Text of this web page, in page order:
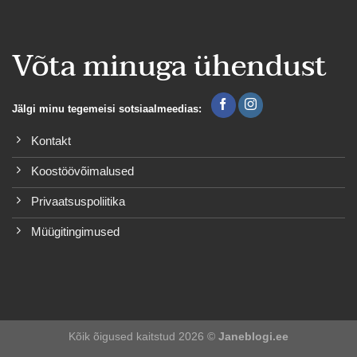
Võta minuga ühendust
Jälgi minu tegemeisi sotsiaalmeedias:
Kontakt
Koostöövõimalused
Privaatsuspoliitika
Müügitingimused
Kõik õigused kaitstud 2026 © Janeblogi.ee